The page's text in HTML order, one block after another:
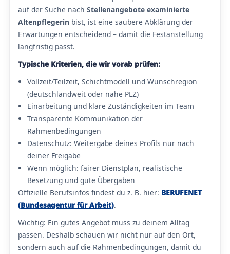
auf der Suche nach Stellenangebote examinierte
Altenpflegerin bist, ist eine saubere Abklärung der
Erwartungen entscheidend – damit die Festanstellung
langfristig passt.
Typische Kriterien, die wir vorab prüfen:
Vollzeit/Teilzeit, Schichtmodell und Wunschregion
(deutschlandweit oder nahe PLZ)
Einarbeitung und klare Zuständigkeiten im Team
Transparente Kommunikation der
Rahmenbedingungen
Datenschutz: Weitergabe deines Profils nur nach
deiner Freigabe
Wenn möglich: fairer Dienstplan, realistische
Besetzung und gute Übergaben
Offizielle Berufsinfos findest du z. B. hier: BERUFENET
(Bundesagentur für Arbeit).
Wichtig: Ein gutes Angebot muss zu deinem Alltag
passen. Deshalb schauen wir nicht nur auf den Ort,
sondern auch auf die Rahmenbedingungen, damit du